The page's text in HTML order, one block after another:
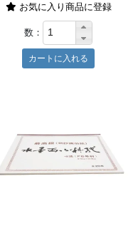
お気に入り商品に登録
数：